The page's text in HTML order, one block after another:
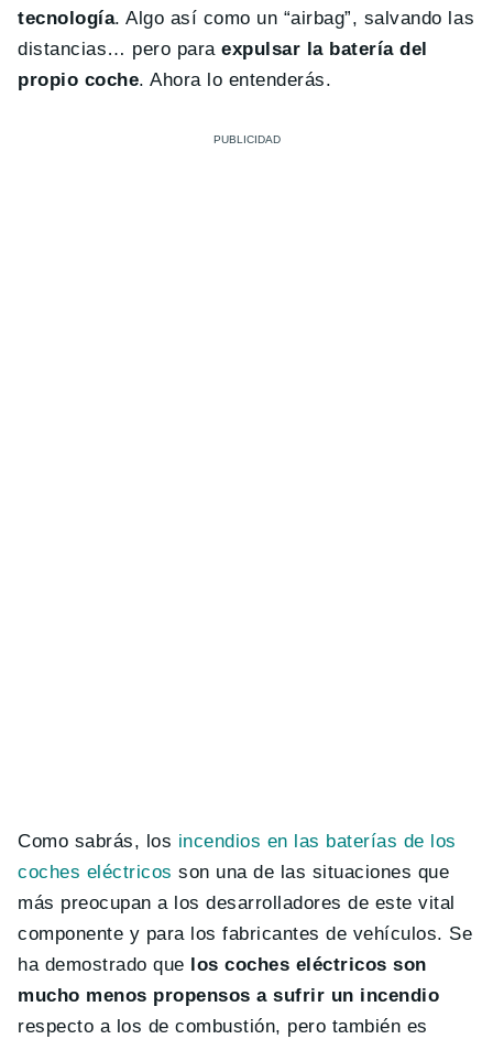
tecnología. Algo así como un “airbag”, salvando las
distancias… pero paraexpulsar la batería del
propio coche. Ahora lo entenderás.
Como sabrás, los incendios en las baterías de los
coches eléctricos son una de las situaciones que
más preocupan a los desarrolladores de este vital
componente y para los fabricantes de vehículos. Se
ha demostrado que
los coches eléctricos son
mucho menos propensos a sufrir un incendio
respecto a los de combustión, pero también es